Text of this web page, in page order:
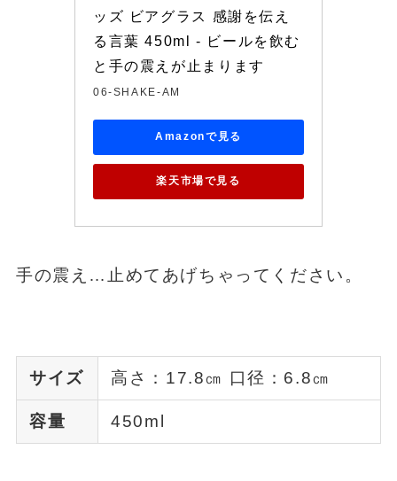
ッズ ビアグラス 感謝を伝え
る言葉 450ml - ビールを飲む
と手の震えが止まります
06-SHAKE-AM
Amazonで見る
楽天市場で見る
手の震え…止めてあげちゃってください。
サイズ 高さ：17.8㎝ 口径：6.8㎝
容量 450ml